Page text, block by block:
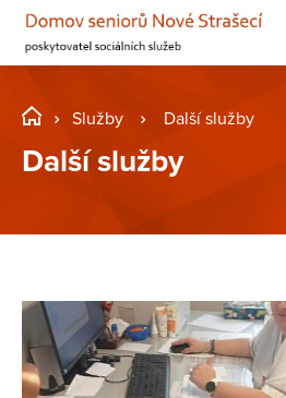
Služby Další služby
Další služby